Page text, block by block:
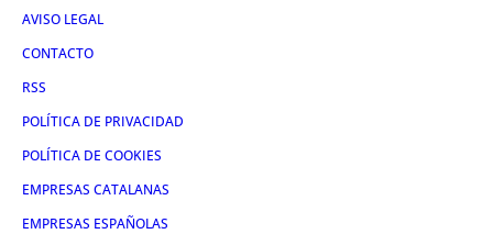
AVISO LEGAL
CONTACTO
RSS
POLÍTICA DE PRIVACIDAD
POLÍTICA DE COOKIES
EMPRESAS CATALANAS
EMPRESAS ESPAÑOLAS